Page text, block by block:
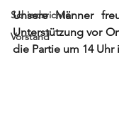
Schiedsrichter
Vorstand
Unsere Männer
Unterstützung vor
die Partie um 14